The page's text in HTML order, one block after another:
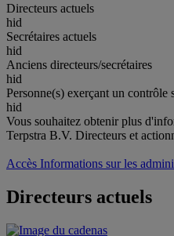
Directeurs actuels
hid
Secrétaires actuels
hid
Anciens directeurs/secrétaires
hid
Personne(s) exerçant un contrôle
hid
Vous souhaitez obtenir plus
Terpstra B.V. Directeurs et
Accès Informations sur les
Directeurs actuels